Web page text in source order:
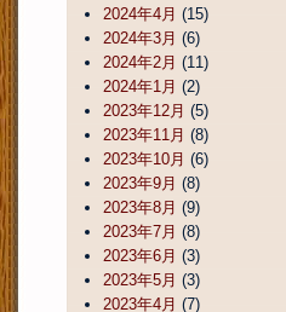
2024年4月 (15)
2024年3月 (6)
2024年2月 (11)
2024年1月 (2)
2023年12月 (5)
2023年11月 (8)
2023年10月 (6)
2023年9月 (8)
2023年8月 (9)
2023年7月 (8)
2023年6月 (3)
2023年5月 (3)
2023年4月 (7)